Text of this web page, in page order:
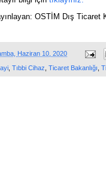
OSTİM Dış Ticaret
Haziran 10, 2020
, Tıbbi Cihaz, Ticaret Bakanlığı,